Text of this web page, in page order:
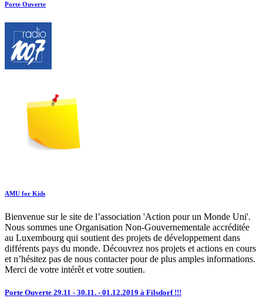
Porte Ouverte
AMU for Kids
Bienvenue sur le site de l’association 'Action pour un Monde Uni'.
Nous sommes une Organisation Non-Gouvernementale accréditée
au Luxembourg qui soutient des projets de développement dans
différents pays du monde. Découvrez nos projets et actions en cours
et n’hésitez pas de nous contacter pour de plus amples informations.
Merci de votre intérêt et votre soutien.
Porte Ouverte 29.11 - 30.11. - 01.12.2019 à Filsdorf !!!